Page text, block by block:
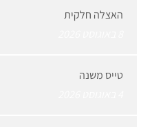
האצלה חלקית
טייס משנה